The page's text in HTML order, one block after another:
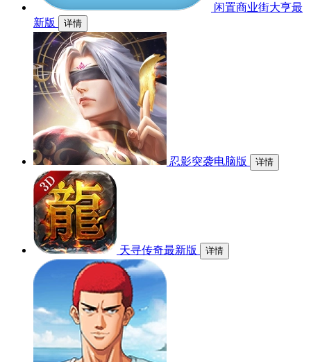
闲置商业街大亨最
新版
详情
忍影突袭电脑版 详情
天寻传奇最新版 详情